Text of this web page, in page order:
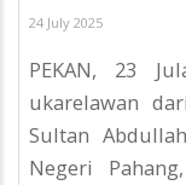
24 July 2025
PEKAN, 23
ukarelawan
Sultan
Negeri